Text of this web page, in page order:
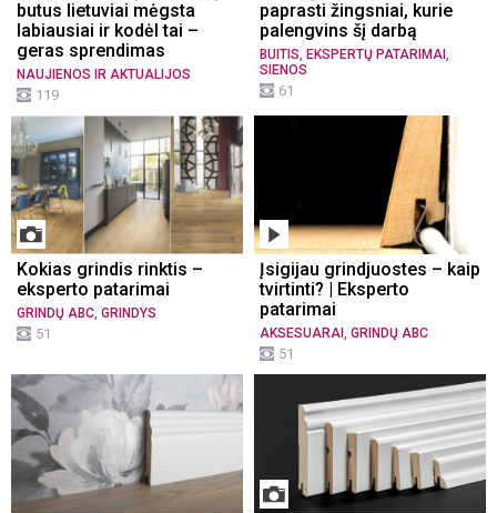
butus lietuviai mėgsta
labiausiai ir kodėl tai –
geras sprendimas
NAUJIENOS IR AKTUALIJOS
119
paprasti žingsniai, kurie
palengvins šį darbą
BUITIS EKSPERTŲ PATARIMAI
SIENOS
61
Kokias grindis rinktis –
eksperto patarimai
GRINDŲ ABC, GRINDYS
51
Įsigijau grindjuostes – kaip
tvirtinti? | Eksperto
patarimai
AKSESUARAI , GRINDŲ ABC
51